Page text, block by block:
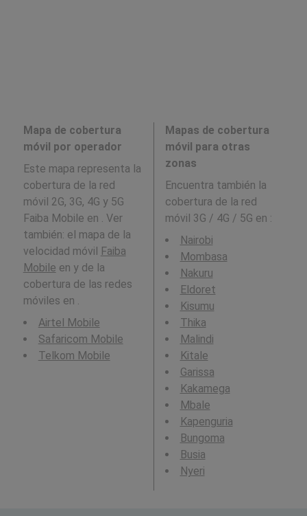
Mapa de cobertura
móvil por operador
Este mapa representa la
cobertura de la red
móvil 2G, 3G, 4G y 5G
Faiba Mobile en . Ver
también: el mapa de la
velocidad móvil
Faiba
Mobile en y de la
cobertura de las redes
móviles en .
Airtel Mobile
Safaricom Mobile
Telkom Mobile
Mapas de cobertura
móvil para otras
zonas
Encuentra también la
cobertura de la red
móvil 3G / 4G / 5G en :
Nairobi
Mombasa
Nakuru
Eldoret
Kisumu
Thika
Malindi
Kitale
Garissa
Kakamega
Mbale
Kapenguria
Bungoma
Busia
Nyeri